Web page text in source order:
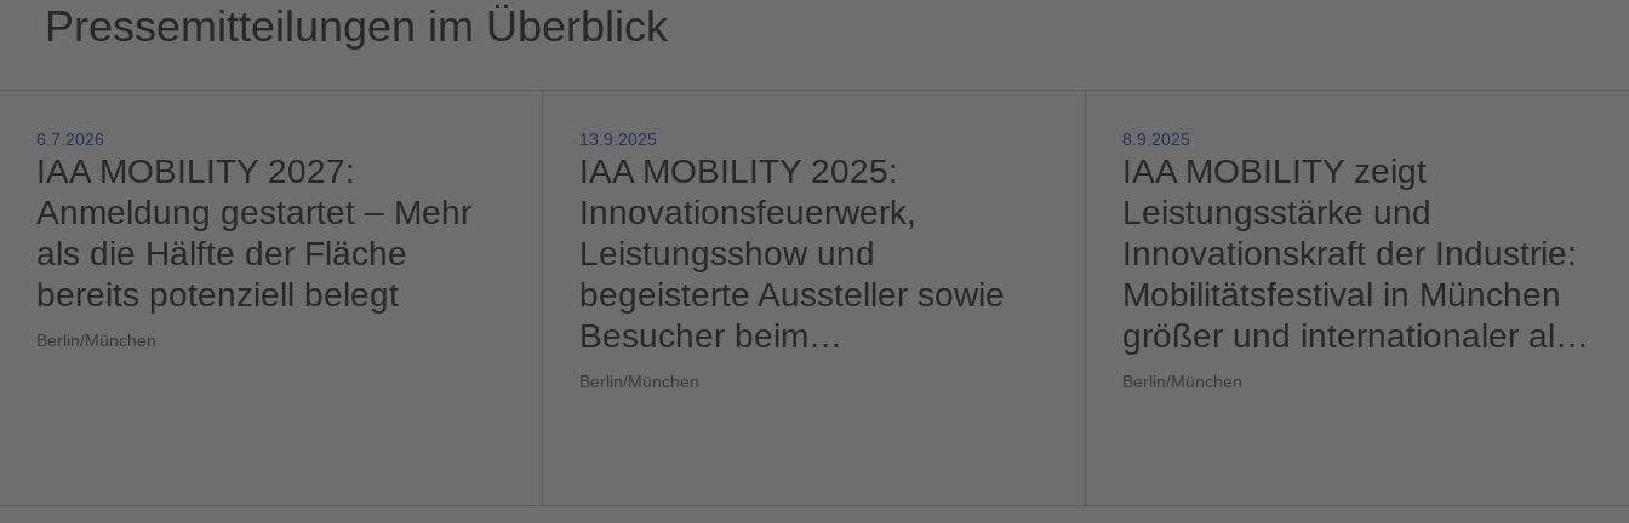
Pressemitteilungen im Überblick
IAA MOBILITY 2027:
Anmeldung gestartet – Mehr
als die Hälfte der Fläche
bereits potenziell belegt
6.7.2026
Berlin/München
IAA MOBILITY 2025:
Innovationsfeuerwerk,
Leistungsshow und
begeisterte Aussteller sowie
Besucher beim
Mobilitätsfestival in München
13.9.2025
Berlin/München
IAA MOBILITY zeigt
Leistungsstärke und
Innovationskraft der Industrie:
Mobilitätsfestival in München
größer und internationaler als
je zuvor
8.9.2025
Berlin/München